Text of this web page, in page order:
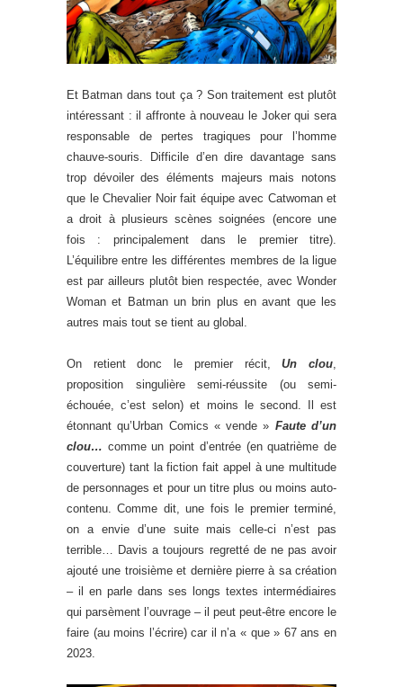
Et Batman dans tout ça ? Son traitement est plutôt
intéressant : il affronte à nouveau le Joker qui sera
responsable de pertes tragiques pour l’homme
chauve-souris. Difficile d’en dire davantage sans
trop dévoiler des éléments majeurs mais notons
que le Chevalier Noir fait équipe avec Catwoman et
a droit à plusieurs scènes soignées (encore une
fois : principalement dans le premier titre).
L’équilibre entre les différentes membres de la ligue
est par ailleurs plutôt bien respectée, avec Wonder
Woman et Batman un brin plus en avant que les
autres mais tout se tient au global.
On retient donc le premier récit,Un clou
proposition singulière semi-réussite (ou semi-
échouée, c’est selon) et moins le second. Il est
étonnant qu’Urban Comics « vende » Faute d’un
clou… comme un point d’entrée (en quatrième de
couverture) tant la fiction fait appel à une multitude
de personnages et pour un titre plus ou moins auto-
contenu. Comme dit, une fois le premier terminé,
on a envie d’une suite mais celle-ci n’est pas
terrible… Davis a toujours regretté de ne pas avoir
ajouté une troisième et dernière pierre à sa création
– il en parle dans ses longs textes intermédiaires
qui parsèment l’ouvrage – il peut peut-être encore le
faire (au moins l’écrire) car il n’a « que » 67 ans en
2023.